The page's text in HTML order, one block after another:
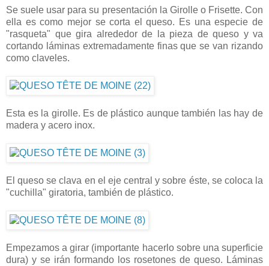
Se suele usar para su presentación la Girolle o Frisette. Con
ella es como mejor se corta el queso. Es una especie de
"rasqueta" que gira alrededor de la pieza de queso y va
cortando láminas extremadamente finas que se van rizando
como claveles.
Esta es la girolle. Es de plástico aunque también las hay de
madera y acero inox.
El queso se clava en el eje central y sobre éste, se coloca la
"cuchilla" giratoria, también de plástico.
Empezamos a girar (importante hacerlo sobre una superficie
dura) y se irán formando los rosetones de queso. Láminas